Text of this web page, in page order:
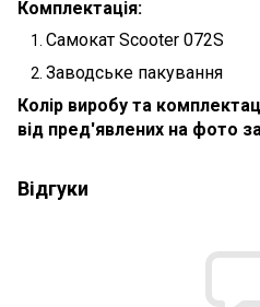
Комплектація:
Самокат Scooter 072S
Заводське пакування
Колір виробу та
від пред'явлених на фото
Відгуки